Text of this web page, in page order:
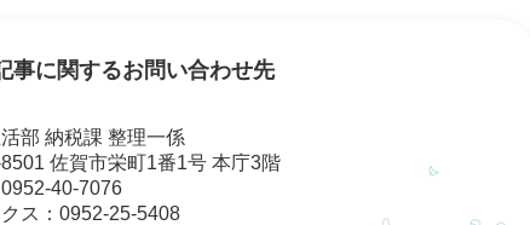
事に関するお問い合わせ先
部 納税課 整理一係
佐賀市栄町1番1号 本庁3階
40-7076
ス：0952-25-5408